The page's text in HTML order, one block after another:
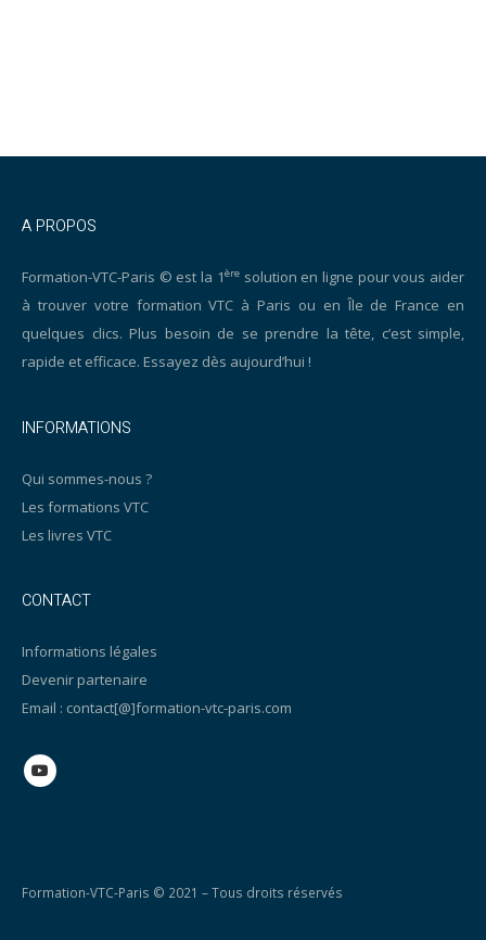
A PROPOS
Formation-VTC-Paris © est la 1èresolution en ligne pour vous aider
à trouver votre formation VTC à Paris ou en Île de France en
quelques clics. Plus besoin de se prendre la tête, c’est simple,
rapide et efficace. Essayez dès aujourd’hui !
INFORMATIONS
Qui sommes-nous ?
Les formations VTC
Les livres VTC
CONTACT
Informations légales
Devenir partenaire
Email : contact[@]formation-vtc-paris.com
Formation-VTC-Paris © 2021 – Tous droits réservés